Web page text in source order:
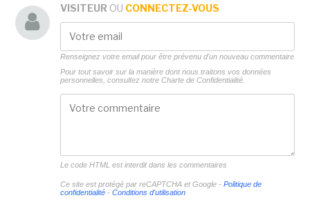
VISITEUR OU CONNECTEZ-VOUS
Renseignez votre email pour être prévenu d'un nouveau commentaire
Pour tout savoir sur la manière dont nous traitons vos données
personnelles, consultez notre Charte de Confidentialité.
Le code HTML est interdit dans les commentaires
Ce site est protégé par reCAPTCHA et Google - Politique de
confidentialité- Conditions d'utilisation